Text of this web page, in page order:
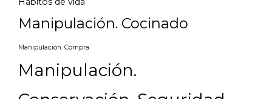
Manipulación. Cocinado
Manipulación. Compra
Manipulación.